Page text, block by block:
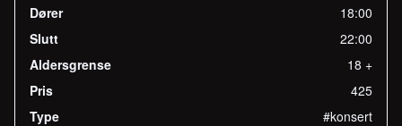
Dører
18:00
Slutt
22:00
Aldersgrense
18 +
Pris
425
Type
#konsert